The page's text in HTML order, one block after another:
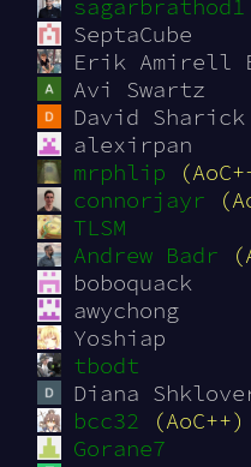
sagarbrathod1
SeptaCube
Erik Amirell
Avi Swartz
David Sharick
alexirpan
mrphlip
connorjayr
TLSM
Andrew Badr
boboquack
awychong
Yoshiap
tbodt
Diana
bcc32
(AoC++)
Gorane7